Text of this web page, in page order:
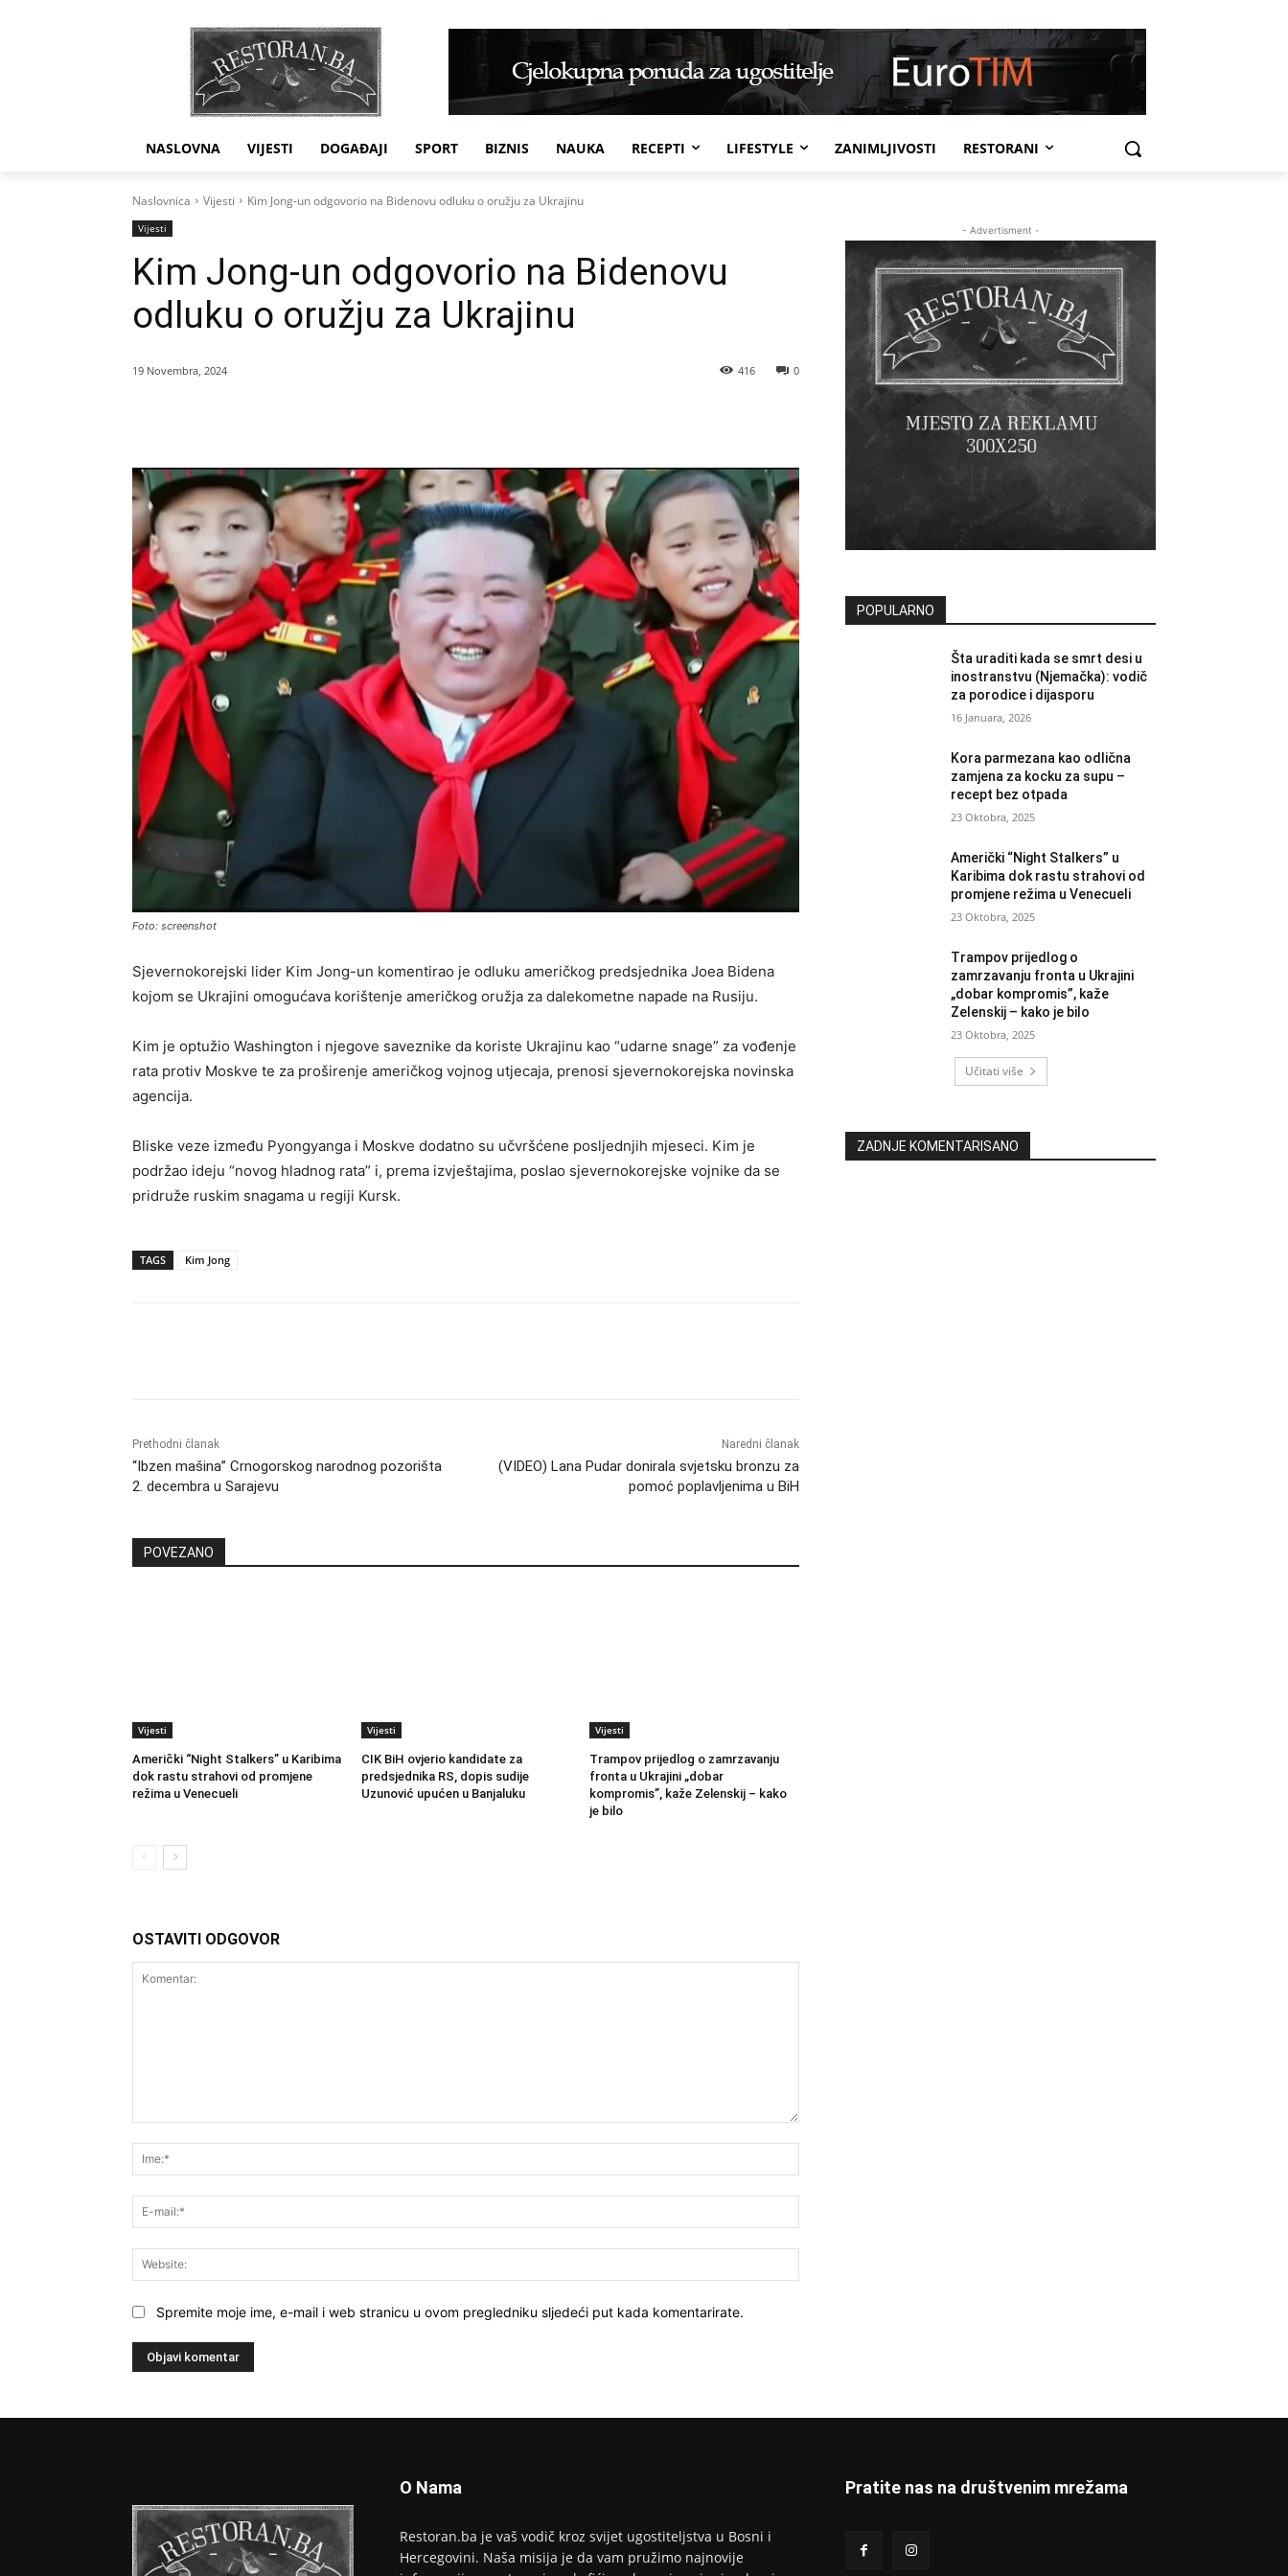
NASLOVNA VIJESTI DOGAĐAJI SPORT BIZNIS NAUKA RECEPTI LIFESTYLE ZANIMLJIVOSTI RESTORANI
Naslovnica Vijesti Kim Jong-un odgovorio na Bidenovu odluku o oružju za Ukrajinu
Vijesti
Kim Jong-un odgovorio na Bidenovu
odluku o oružju za Ukrajinu
19 Novembra, 2024 0
416
Foto: screenshot
Sjevernokorejski lider Kim Jong-un komentirao je odluku američkog predsjednika Joea Bidena
kojom se Ukrajini omogućava korištenje američkog oružja za dalekometne napade na Rusiju.
Kim je optužio Washington i njegove saveznike da koriste Ukrajinu kao “udarne snage” za vođenje
rata protiv Moskve te za proširenje američkog vojnog utjecaja, prenosi sjevernokorejska novinska
agencija.
Bliske veze između Pyongyanga i Moskve dodatno su učvršćene posljednjih mjeseci. Kim je
podržao ideju “novog hladnog rata” i, prema izvještajima, poslao sjevernokorejske vojnike da se
pridruže ruskim snagama u regiji Kursk.
TAGS Kim Jong
Prethodni članak
“Ibzen mašina” Crnogorskog narodnog pozorišta
2. decembra u Sarajevu
Naredni članak
(VIDEO) Lana Pudar donirala svjetsku bronzu za
pomoć poplavljenima u BiH
POVEZANO
Vijesti
Američki “Night Stalkers” u Karibima
dok rastu strahovi od promjene
režima u Venecueli
Vijesti
CIK BiH ovjerio kandidate za
predsjednika RS, dopis sudije
Uzunović upućen u Banjaluku
Vijesti
Trampov prijedlog o zamrzavanju
fronta u Ukrajini „dobar
kompromis”, kaže Zelenskij – kako
je bilo
OSTAVITI ODGOVOR
mail:*
Spremite moje ime, e-mail i web stranicu u ovom pregledniku sljedeći put kada komentarirate.
- Advertisment -
POPULARNO
Šta uraditi kada se smrt desi u
inostranstvu (Njemačka): vodič
za porodice i dijasporu
16 Januara, 2026
Kora parmezana kao odlična
zamjena za kocku za supu –
recept bez otpada
23 Oktobra, 2025
Američki “Night Stalkers” u
Karibima dok rastu strahovi od
promjene režima u Venecueli
23 Oktobra, 2025
Trampov prijedlog o
zamrzavanju fronta u Ukrajini
„dobar kompromis”, kaže
Zelenskij – kako je bilo
23 Oktobra, 2025
Učitati više
ZADNJE KOMENTARISANO
O Nama
Restoran.ba je vaš vodič kroz svijet ugostiteljstva u Bosni i
Hercegovini. Naša misija je da vam pružimo najnovije
Pratite nas na društvenim mrežama